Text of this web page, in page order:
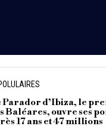
Parador d’Ibiza, le
Baléares, ouvre ses
17 ans et 47 millions